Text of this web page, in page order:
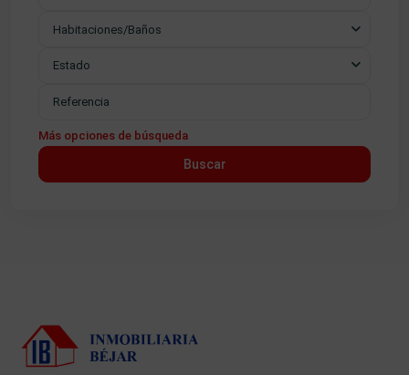
Habitaciones/Baños
Estado
Más opciones de búsqueda
Buscar